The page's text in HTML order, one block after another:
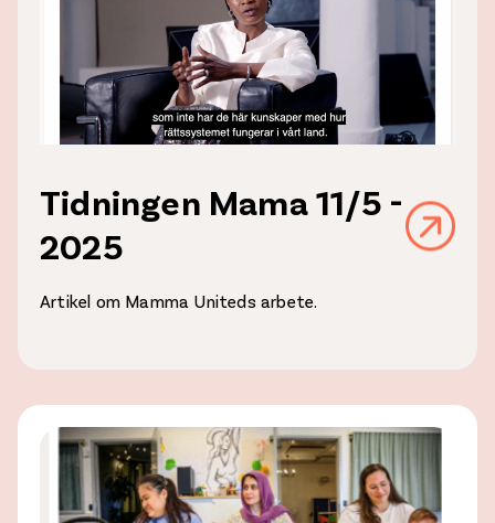
Tidningen Mama 11/5 -
2025
Artikel om Mamma Uniteds arbete.